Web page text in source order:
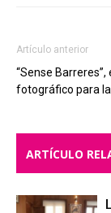
Artículo anterior
“Sense Barreres”,
fotográfico para
ARTÍCULO